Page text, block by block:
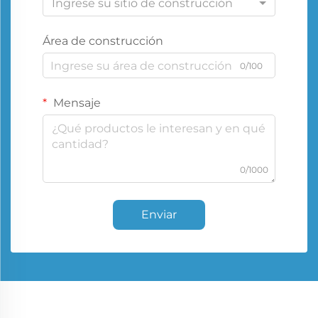
Ingrese su sitio de construcción
Área de construcción
0/100
Mensaje
0/1000
Enviar